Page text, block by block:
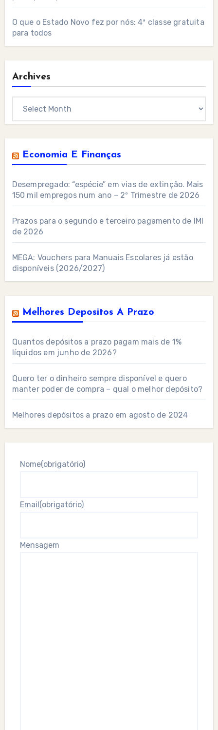
O que o Estado Novo fez por nós: 4ª classe gratuita
para todos
Archives
Economia E Finanças
Desempregado: “espécie” em vias de extinção. Mais
150 mil empregos num ano – 2º Trimestre de 2026
Prazos para o segundo e terceiro pagamento de IMI
de 2026
MEGA: Vouchers para Manuais Escolares já estão
disponíveis (2026/2027)
Melhores Depositos A Prazo
Quantos depósitos a prazo pagam mais de 1%
líquidos em junho de 2026?
Quero ter o dinheiro sempre disponível e quero
manter poder de compra – qual o melhor depósito?
Melhores depósitos a prazo em agosto de 2024
Nome(obrigatório)
Email (obrigatório)
Mensagem